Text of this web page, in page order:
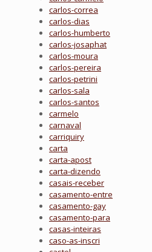
carlos-correa
carlos-dias
carlos-humberto
carlos-josaphat
carlos-moura
carlos-pereira
carlos-petrini
carlos-sala
carlos-santos
carmelo
carnaval
carriquiry
carta
carta-apost
carta-dizendo
casais-receber
casamento-entre
casamento-gay
casamento-para
casas-inteiras
caso-as-inscri